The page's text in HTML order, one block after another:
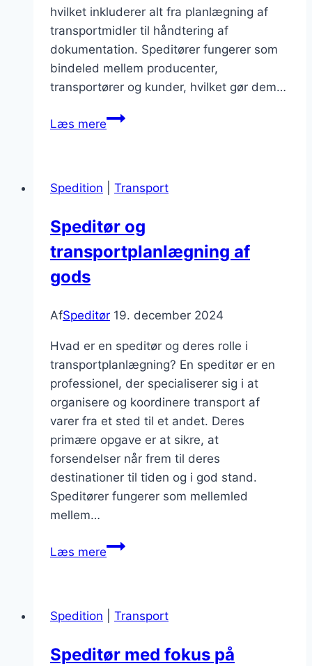
hvilket inkluderer alt fra planlægning af
transportmidler til håndtering af
dokumentation. Speditører fungerer som
bindeled mellem producenter,
transportører og kunder, hvilket gør dem…
Læs mereSpeditør
gør
Spedition Transport
Speditør og
transportplanlægning af
gods
AfSpeditør 19. december 2024
Hvad er en speditør og deres rolle i
transportplanlægning? En speditør er en
professionel, der specialiserer sig i at
organisere og koordinere transport af
varer fra et sted til et andet. Deres
primære opgave er at sikre, at
forsendelser når frem til deres
destinationer til tiden og i god stand.
Speditører fungerer som mellemled
mellem…
Læs mereSpeditør
gods
Spedition Transport
Speditør med fokus på